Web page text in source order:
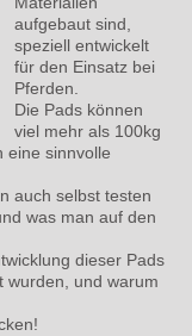
aufgebaut sind,
speziell entwickelt
für den Einsatz bei
Pferden.
Die Pads können
viel mehr als 100kg
eine sinnvolle
auch selbst testen
was man auf den
dieser Pads
wurden, und warum